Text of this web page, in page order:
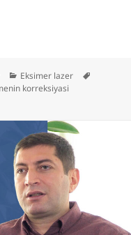
Kateqoriyalar
Eksimer lazer
korreksiyasi